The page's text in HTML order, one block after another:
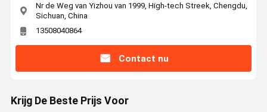
Nr de Weg van Yizhou van 1999, High-tech Streek, Chengdu,
Sichuan, China
13508040864
Contact nu
Krijg De Beste Prijs Voor